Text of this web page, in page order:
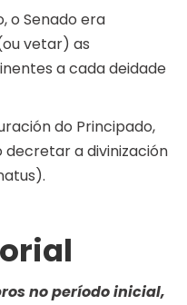
o Senado era
vetar) as
a cada deidade
do Principado,
a divinización
no período inicial,